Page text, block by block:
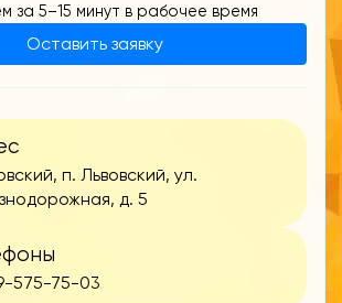
за 5–15 минут в рабочее время
Оставить заявку
п. Львовский, ул.
д. 5
575-75-03